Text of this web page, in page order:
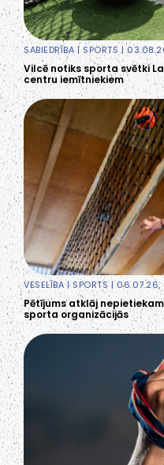
SABIEDRĪBA| SPORTS |
Vilcē notiks sporta svētki
centru iemītniekiem
VESELĪBA| SPORTS| 06.07.26,
Pētījums atklāj
sporta organizācijās